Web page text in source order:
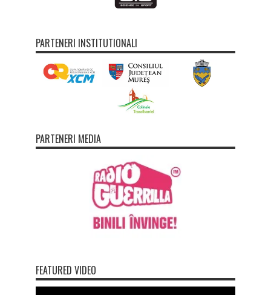
PARTENERI INSTITUTIONALI
PARTENERI MEDIA
FEATURED VIDEO